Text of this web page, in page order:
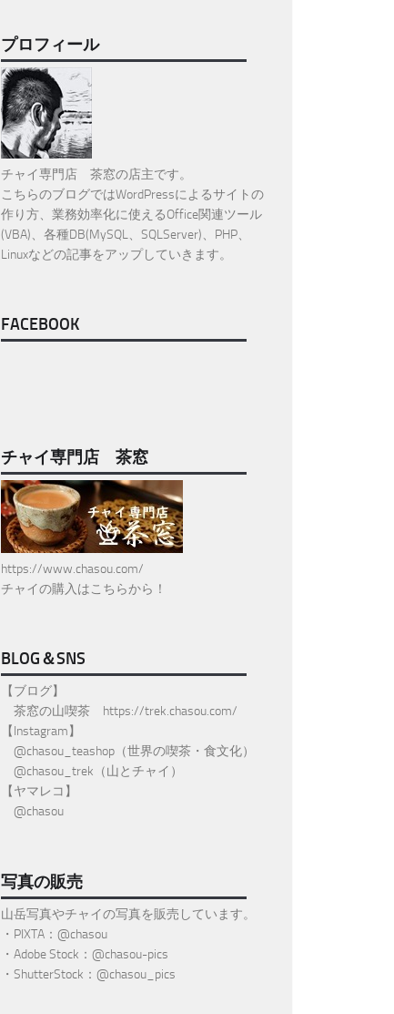
プロフィール
チャイ専門店 茶窓の店主です。
こちらのブログではWordPressによるサイトの
作り方、業務効率化に使えるOffice関連ツール
(VBA)、各種DB(MySQL、SQLServer)、PHP、
Linuxなどの記事をアップしていきます。
FACEBOOK
チャイ専門店 茶窓
https://www.chasou.com/
チャイの購入はこちらから！
BLOG＆SNS
【ブログ】
茶窓の山喫茶 https://trek.chasou.com/
【Instagram】
@chasou_teashop （世界の喫茶・食文化）
@chasou_trek （山とチャイ）
【ヤマレコ】
@chasou
写真の販売
山岳写真やチャイの写真を販売しています。
・PIXTA：@chasou
・Adobe Stock：@chasou-pics
・ShutterStock：@chasou_pics